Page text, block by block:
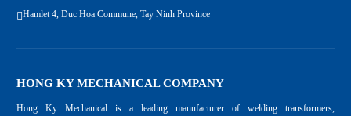
Hamlet 4, Duc Hoa Commune, Tay Ninh Province
HONG KY MECHANICAL COMPANY
Hong Ky Mechanical is a leading manufacturer of welding transformers,